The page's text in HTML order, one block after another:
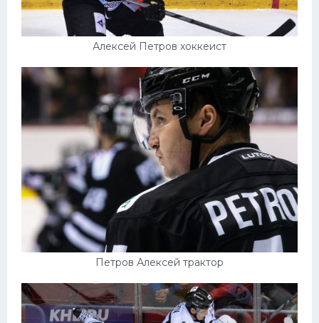
Алексей Петров хоккеист
Петров Алексей трактор
Еще картинки...
Футбол
Баскетбол
Хоккей
Велогонки
Конькобежный спорт
Тренажеры
Интерьер квартиры